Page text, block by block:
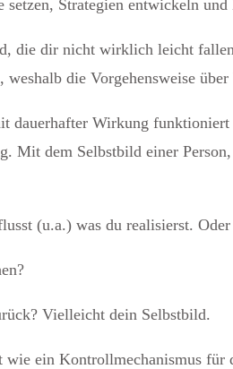
Strategien entwickeln
die dir nicht wirklich leicht
weshalb die Vorgehensweise
dauerhafter Wirkung funktioniert
Mit dem Selbstbild einer
(u.a.) was du realisierst.
Vielleicht dein Selbstbild.
ein Kontrollmechanismus für